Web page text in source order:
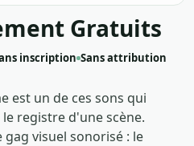
Gratuits
inscription Sans attribution
est un de ces sons qui
registre d'une scène.
gag visuel sonorisé : le